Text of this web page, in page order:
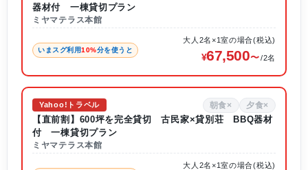
器材付 一棟貸切プラン
ミヤマテラス本館
いまスグ利用10%分を使うと
大人2名×1室の場合(税込)
67,500 /2名
Yahoo!トラベル 朝食× 夕食×
【直前割】600坪を完全貸切 古民家×貸別荘 BBQ器材
付 一棟貸切プラン
ミヤマテラス本館
大人2名×1室の場合(税込)